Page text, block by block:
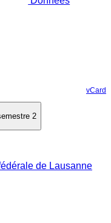
vCard
2